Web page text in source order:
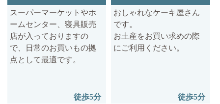
スーパーマーケットやホ
ームセンター、寝具販売
店が入っておりますの
で、日常のお買いもの拠
点として最適です。
徒歩5分
おしゃれなケーキ屋さん
です。
お土産をお買い求めの際
にご利用ください。
徒歩5分